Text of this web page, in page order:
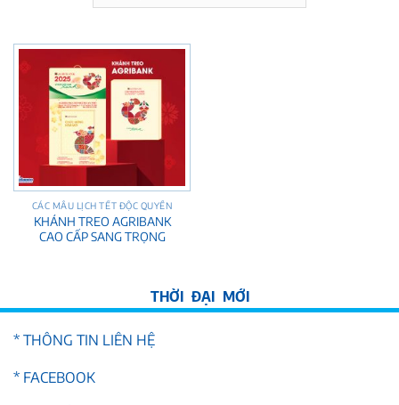
CÁC MẪU LỊCH TẾT ĐỘC QUYỀN
KHÁNH TREO AGRIBANK
CAO CẤP SANG TRỌNG
* THÔNG TIN LIÊN HỆ
* FACEBOOK